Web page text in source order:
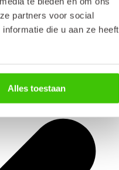
partners voor social
die u aan ze heeft
Alles toestaan